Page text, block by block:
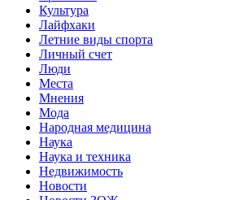
Культура
Лайфхаки
Летние виды спорта
Личный счет
Люди
Места
Мнения
Мода
Народная медицина
Наука
Наука и техника
Недвижимость
Новости